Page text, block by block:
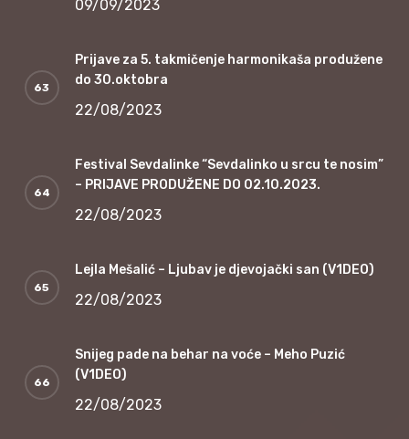
09/09/2023
Prijave za 5. takmičenje harmonikaša produžene
do 30.oktobra
22/08/2023
Festival Sevdalinke “Sevdalinko u srcu te nosim”
– PRIJAVE PRODUŽENE DO 02.10.2023.
22/08/2023
Lejla Mešalić – Ljubav je djevojački san (V1DEO)
22/08/2023
Snijeg pade na behar na voće – Meho Puzić
(V1DEO)
22/08/2023